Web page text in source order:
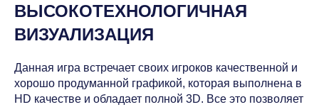
ВЫСОКОТЕХНОЛОГИЧНАЯ
ВИЗУАЛИЗАЦИЯ
Данная игра встречает своих игроков качественной и
хорошо продуманной графикой, которая выполнена в
HD качестве и обладает полной 3D. Все это позволяет